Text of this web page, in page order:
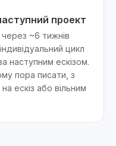
проект
~6 тижнів
цикл
наступним ескізом.
пора писати, з
ескіз або вільним